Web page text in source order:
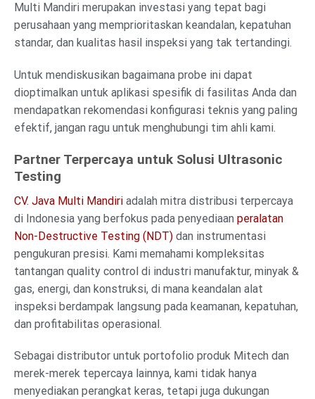
Multi Mandiri merupakan investasi yang tepat bagi
perusahaan yang memprioritaskan keandalan, kepatuhan
standar, dan kualitas hasil inspeksi yang tak tertandingi.
Untuk mendiskusikan bagaimana probe ini dapat
dioptimalkan untuk aplikasi spesifik di fasilitas Anda dan
mendapatkan rekomendasi konfigurasi teknis yang paling
efektif, jangan ragu untuk menghubungi tim ahli kami.
Partner Terpercaya untuk Solusi Ultrasonic
Testing
CV. Java Multi Mandiri adalah mitra distribusi terpercaya
di Indonesia yang berfokus pada penyediaan peralatan
Non-Destructive Testing (NDT) dan instrumentasi
pengukuran presisi. Kami memahami kompleksitas
tantangan quality control di industri manufaktur, minyak &
gas, energi, dan konstruksi, di mana keandalan alat
inspeksi berdampak langsung pada keamanan, kepatuhan,
dan profitabilitas operasional.
Sebagai distributor untuk portofolio produk Mitech dan
merek-merek tepercaya lainnya, kami tidak hanya
menyediakan perangkat keras, tetapi juga dukungan